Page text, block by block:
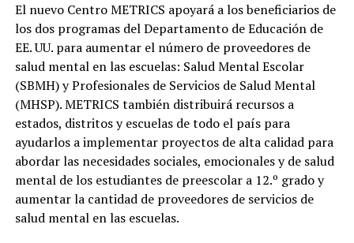
El nuevo Centro METRICS apoyará a los beneficiarios de
los dos programas del Departamento de Educación de
EE. UU. para aumentar el número de proveedores de
salud mental en las escuelas: Salud Mental Escolar
(SBMH) y Profesionales de Servicios de Salud Mental
(MHSP). METRICS también distribuirá recursos a
estados, distritos y escuelas de todo el país para
ayudarlos a implementar proyectos de alta calidad para
abordar las necesidades sociales, emocionales y de salud
mental de los estudiantes de preescolar a 12.º grado y
aumentar la cantidad de proveedores de servicios de
salud mental en las escuelas.